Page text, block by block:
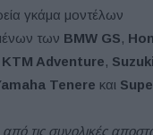
γκάμα μοντέλων
των BMW GS,
KTM Adventure,
Tenere και
τις συνολικές